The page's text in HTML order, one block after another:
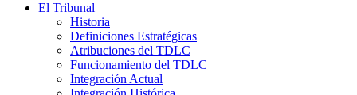
El Tribunal
Historia
Definiciones Estratégicas
Atribuciones del TDLC
Funcionamiento del TDLC
Integración Actual